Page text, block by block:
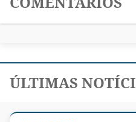
ÚLTIMAS